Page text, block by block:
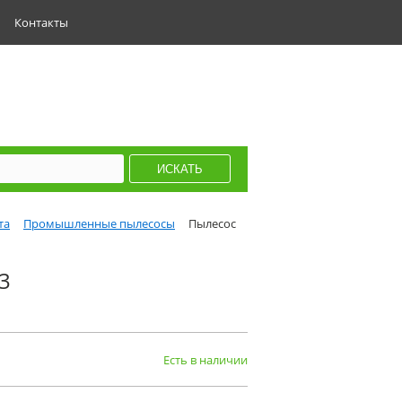
Контакты
Промышленные пылесосы Пылесос
Есть в наличии